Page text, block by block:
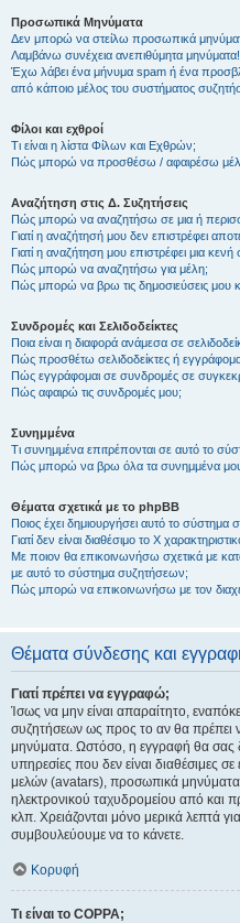
Προσωπικά Μηνύματα
Δεν μπορώ να στείλω προσωπικά
Λαμβάνω συνέχεια ανεπιθύμητα μηνύματα!
Έχω λάβει ένα μήνυμα spam ή ένα
από κάποιο μέλος του συστήματος
Φίλοι και εχθροί
Τι είναι η λίστα Φίλων και Εχθρών;
Πώς μπορώ να προσθέσω / αφαιρέσω
Αναζήτηση στις Δ. Συζητήσεις
Πώς μπορώ να αναζητήσω σε μια ή
Γιατί η αναζήτησή μου δεν επιστρέφει
Γιατί η αναζήτηση μου επιστρέφει μια κενή
Πώς μπορώ να αναζητήσω για μέλη;
Πώς μπορώ να βρω τις δημοσιεύσεις μου
Συνδρομές και Σελιδοδείκτες
Ποια είναι η διαφορά ανάμεσα σε
Πώς προσθέτω σελιδοδείκτες ή
Πώς εγγράφομαι σε συνδρομές σε
Πώς αφαιρώ τις συνδρομές μου;
Συνημμένα
Τι συνημμένα επιτρέπονται σε αυτό το
Πώς μπορώ να βρω όλα τα συνημμένα
Θέματα σχετικά με το phpBB
Ποιος έχει δημιουργήσει αυτό το σύστημα
Γιατί δεν είναι διαθέσιμο το Χ
Με ποιον θα επικοινωνήσω σχετικά με
με αυτό το σύστημα συζητήσεων;
Πώς μπορώ να επικοινωνήσω με τον
Θέματα σύνδεσης και
Γιατί πρέπει να εγγραφώ;
Ίσως να μην είναι απαραίτητο,
συζητήσεων ως προς το αν θα πρέπει
μηνύματα. Ωστόσο, η εγγραφή θα σας
υπηρεσίες που δεν είναι διαθέσιμες
μελών (avatars), προσωπικά
ηλεκτρονικού ταχυδρομείου από και
κλπ. Χρειάζονται μόνο μερικά λεπτά
συμβουλεύουμε να το κάνετε.
Κορυφή
Τι είναι το COPPA;